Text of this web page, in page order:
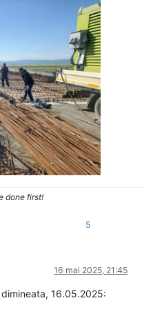
done first!
5
16 mai 2025, 21:45
16.05.2025: